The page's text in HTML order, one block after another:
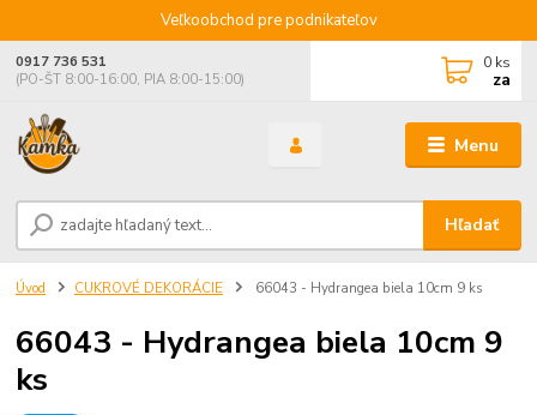
Veľkoobchod pre podnikateľov
Menu
Hľadať
0917 736 531
(PO-ŠT 8:00-16:00, PIA 8:00-15:00)
0 ks
za
Úvod CUKROVÉ DEKORÁCIE 66043 - Hydrangea biela 10cm 9 ks
66043 - Hydrangea biela 10cm 9
ks